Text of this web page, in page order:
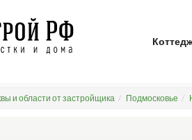
и области от застройщика Подмосковье